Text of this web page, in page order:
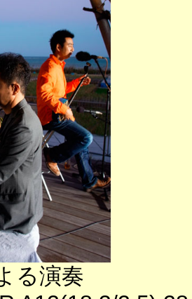
る演奏